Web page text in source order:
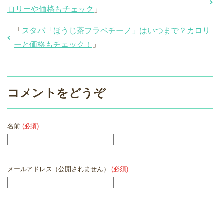
ロリーや価格もチェック 」
「 スタバ「ほうじ茶フラペチーノ」はいつまで？カロリ
ーと価格もチェック！
」
コメントをどうぞ
名前 (必須)
メールアドレス（公開されません） (必須)